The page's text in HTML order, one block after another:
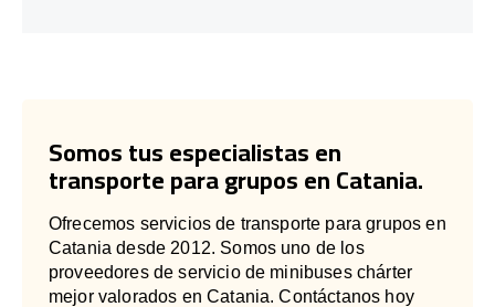
Somos tus especialistas en
transporte para grupos en Catania.
Ofrecemos servicios de transporte para grupos en
Catania desde 2012. Somos uno de los
proveedores de servicio de minibuses chárter
mejor valorados en Catania. Contáctanos hoy